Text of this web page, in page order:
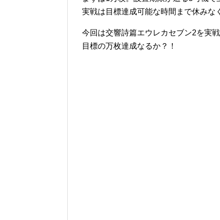
実戦は目標達成可能な時間まで休みな
今回は交響詩篇エウレカセブン2を実戦
目標の万枚達成なるか？！